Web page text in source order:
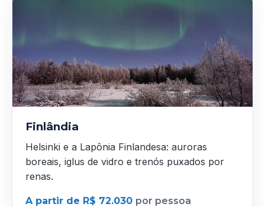
Finlândia
Helsinki e a Lapônia Finlandesa: auroras
boreais, iglus de vidro e trenós puxados por
renas.
A partir de R$ 72.030 por pessoa